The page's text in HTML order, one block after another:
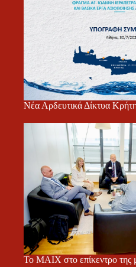
Νέα Αρδευτικά Δίκτυα
Το ΜΑΙΧ στο επίκεντρο της